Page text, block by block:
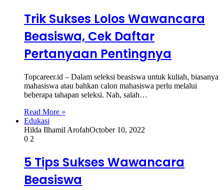
Trik Sukses Lolos Wawancara
Beasiswa, Cek Daftar
Pertanyaan Pentingnya
Topcareer.id – Dalam seleksi beasiswa untuk kuliah, biasanya
mahasiswa atau bahkan calon mahasiswa perlu melalui
beberapa tahapan seleksi. Nah, salah…
Read More »
Edukasi
Hilda Ilhamil ArofahOctober 10, 2022
0 2
5 Tips Sukses Wawancara
Beasiswa